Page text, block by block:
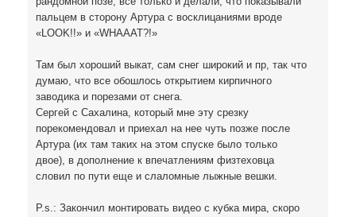
пальцем в сторону Артура с восклицаниями вроде
«LOOK!!» и «WHAAAT?!»
Там был хороший выкат, сам снег широкий и пр, так что
думаю, что все обошлось открытием кирпичного
заводика и порезами от снега.
Сергей с Сахалина, который мне эту срезку
порекомендовал и приехал на нее чуть позже после
Артура (их там таких на этом спуске было только
двое), в дополнение к впечатлениям физтеховца
словил по пути еще и слаломные лыжные вешки.
P.s.: Закончил монтировать видео с кубка мира, скоро